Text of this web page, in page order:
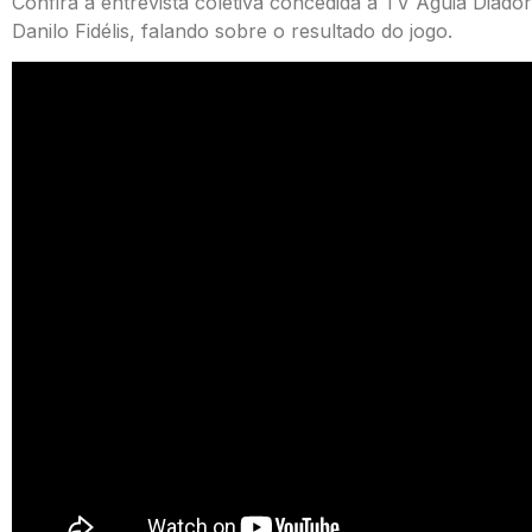
Danilo Fidélis, falando sobre o resultado do jogo.